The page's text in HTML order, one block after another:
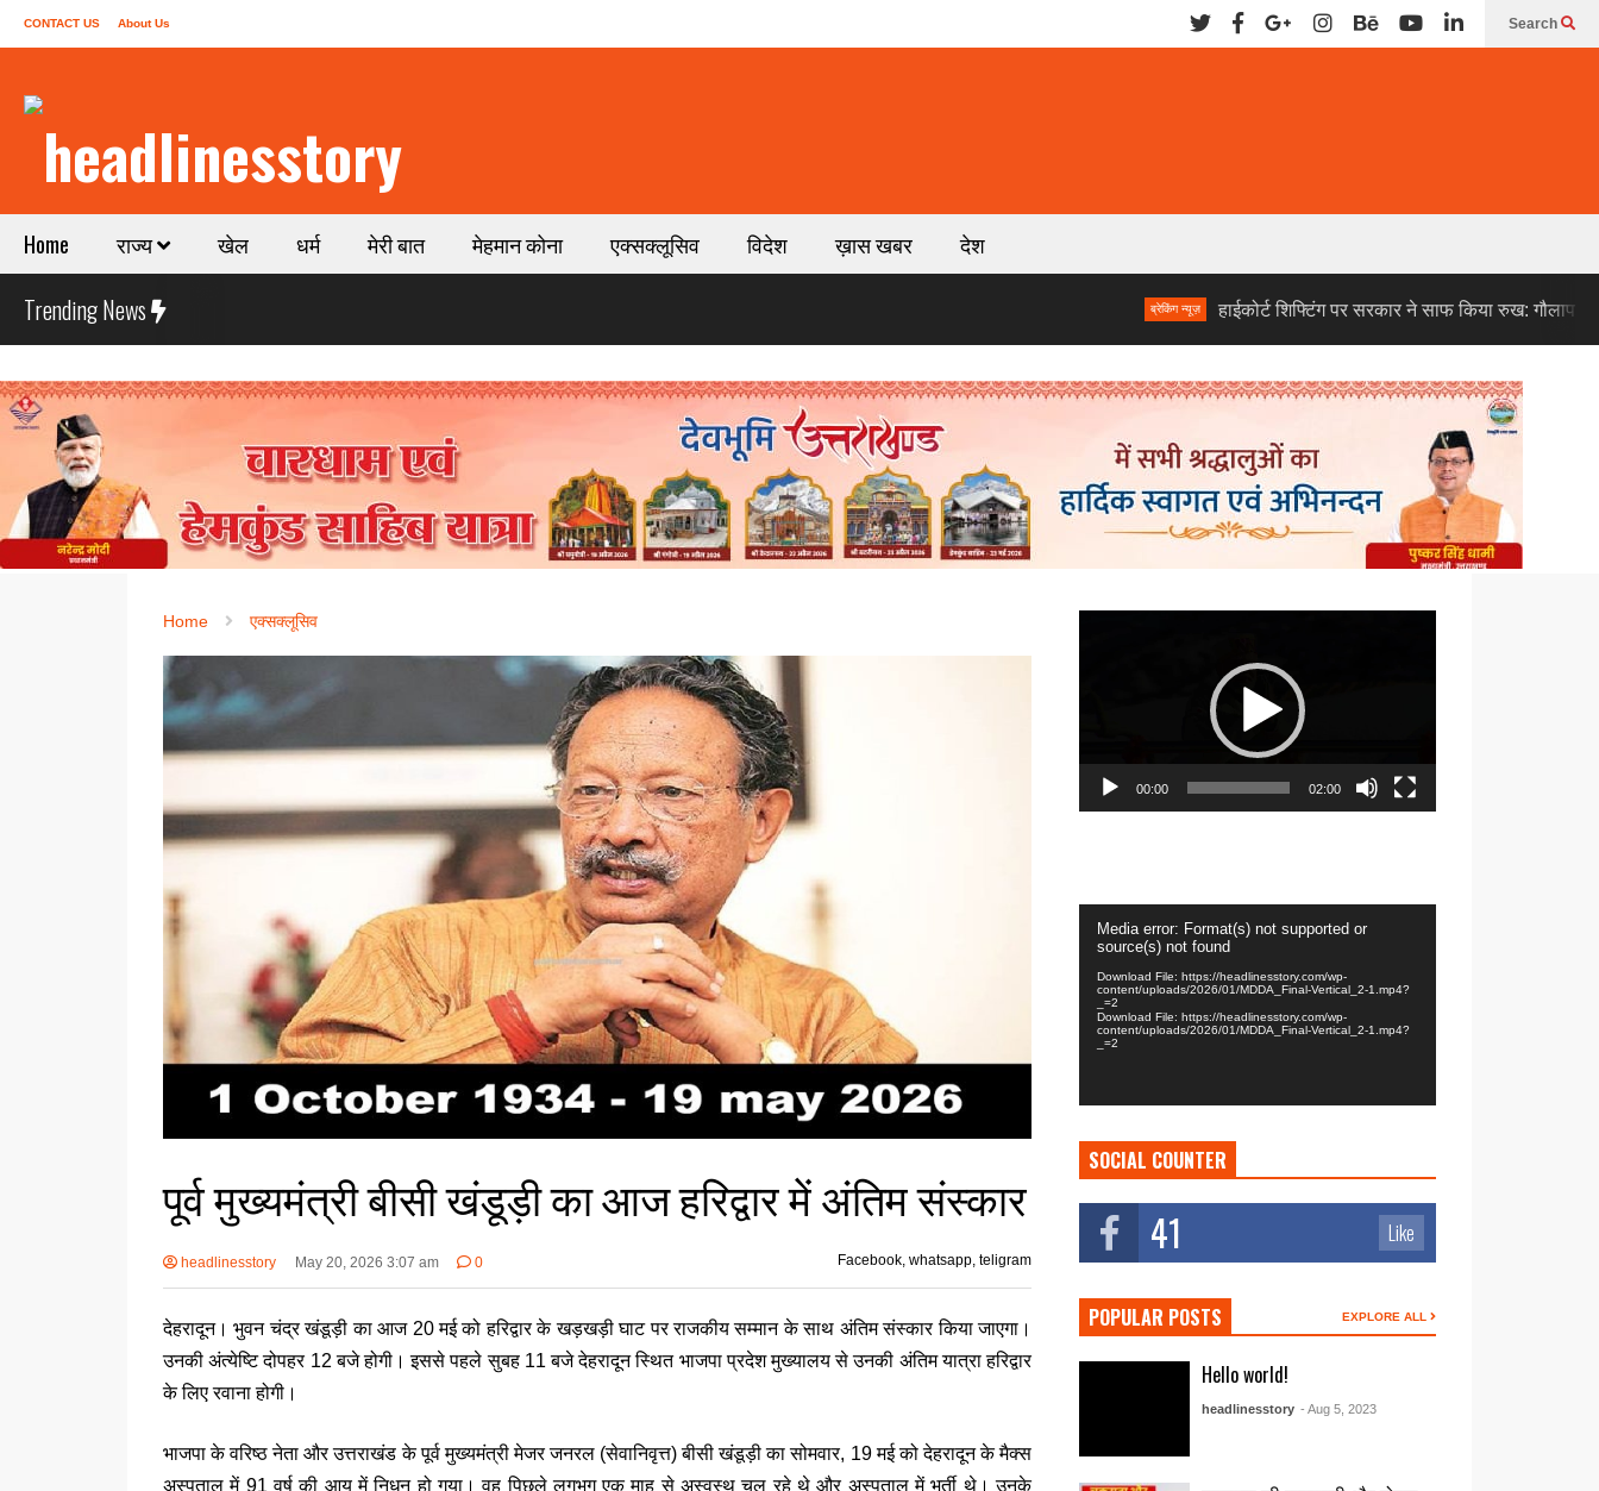
CONTACT US About Us Search
Home राज्य खेल धर्म मेरी बात मेहमान कोना एक्सक्लूसिव विदेश ख़ास खबर देश
Trending News हाईकोर्ट शिफ्टिंग पर सरकार ने साफ किया रुख: गौलापार नहीं, बेल
Home एक्सक्लूसिव
पूर्व मुख्यमंत्री बीसी खंडूड़ी का आज हरिद्वार में अंतिम संस्कार
headlinesstory May 20, 2026 3:07 am 0 Facebook, whatsapp, teligram
देहरादून।भुवन चंद्र खंडूड़ी का आज 20 मई को हरिद्वार के खड़खड़ी घाट पर राजकीय सम्मान के साथ अंतिम संस्कार किया जाएगा।
उनकी अंत्येष्टि दोपहर 12 बजे होगी। इससे पहले सुबह 11 बजे देहरादून स्थित भाजपा प्रदेश मुख्यालय से उनकी अंतिम यात्रा हरिद्वार
के लिए रवाना होगी।
भाजपा के वरिष्ठ नेता और उत्तराखंड के पूर्व मुख्यमंत्री मेजर जनरल (सेवानिवृत्त) बीसी खंडूड़ी का सोमवार, 19 मई को देहरादून के मैक्स
अस्पताल में 91 वर्ष की आयु में निधन हो गया। वह पिछले लगभग एक माह से अस्वस्थ चल रहे थे और अस्पताल में भर्ती थे। उनके
00:00 02:00
Player
Media error: Format(s) not supported or
source(s) not found
Download File: https://headlinesstory.com/wp-
content/uploads/2026/01/MDDA_Final-Vertical_2-1.mp4?
_=2
Download File: https://headlinesstory.com/wp-
content/uploads/2026/01/MDDA_Final-Vertical_2-1.mp4?
_=2
SOCIAL COUNTER
41 Like
POPULAR POSTS EXPLORE ALL
Hello world!
headlinesstory - Aug 5, 2023